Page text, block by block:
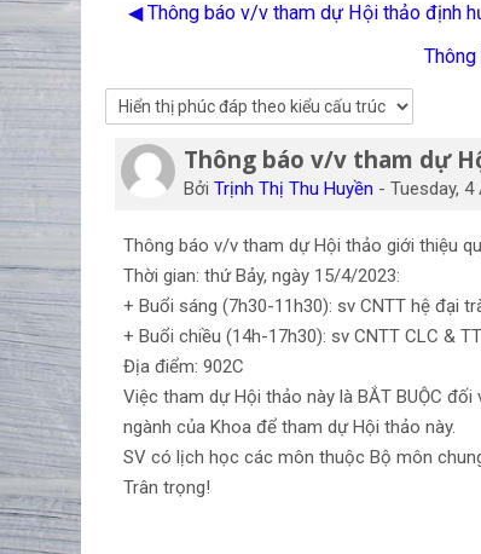
◀︎ Thông báo v/v tham dự Hội thảo định
Thông báo v/v tham dự
BởiTrịnh Thị Thu Huyền -Tuesday, 4
Số lượng các câu trả lời: 0
Thông báo v/v tham dự Hội thảo giới thiệu
Thời gian: thứ Bảy, ngày 15/4/2023:
+ Buổi sáng (7h30-11h30): sv CNTT hệ đại
+ Buổi chiều (14h-17h30): sv CNTT CLC &
Địa điểm: 902C
Việc tham dự Hội thảo này làBẮT BUỘC đối
ngành của Khoa để tham dự Hội thảo này.
SV có lịch học các môn thuộc Bộ môn
Trân trọng!